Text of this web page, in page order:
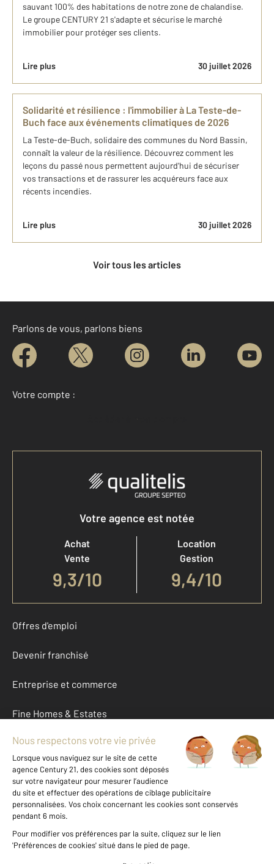
sauvant 100% des habitations de notre zone de chalandise.
Le groupe CENTURY 21 s'adapte et sécurise le marché
immobilier pour protéger ses clients.
Lire plus 30 juillet 2026
Solidarité et résilience : l'immobilier à La Teste-de-
Buch face aux événements climatiques de 2026
La Teste-de-Buch, solidaire des communes du Nord Bassin,
connaît la valeur de la résilience. Découvrez comment les
leçons du passé nous permettent aujourd'hui de sécuriser
vos transactions et de rassurer les acquéreurs face aux
récents incendies.
Lire plus 30 juillet 2026
Voir tous les articles
Parlons de vous, parlons biens
Votre compte :
Accéder à mon compte
Votre agence est notée
Achat
Vente
9,3/10
Location
Gestion
9,4/10
Offres d'emploi
Devenir franchisé
Entreprise et commerce
Fine Homes & Estates
À propos
International
Nous contacter